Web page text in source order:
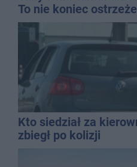
To nie koniec
Kto siedział za
zbiegł po kolizji